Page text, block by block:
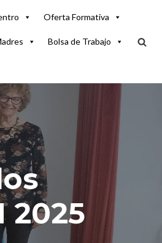
Oferta Formativa
Bolsa de Trabajo
2025